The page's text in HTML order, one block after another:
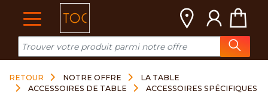
RETOUR NOTRE OFFRE
LA TABLE
ACCESSOIRES DE TABLE
ACCESSOIRES SPÉCIFIQUES
Cookies management panel